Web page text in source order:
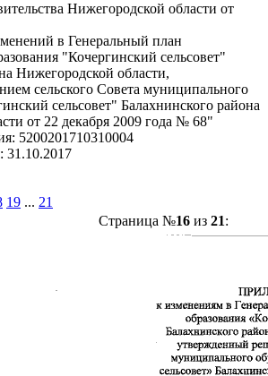
Нижегородской области от
в Генеральный план
"Кочергинский сельсовет"
Нижегородской области,
сельского Совета муниципального
сельсовет" Балахнинского района
от 22 декабря 2009 года № 68"
5200201710310004
31.10.2017
19 ... 21
Страница №16из 21: